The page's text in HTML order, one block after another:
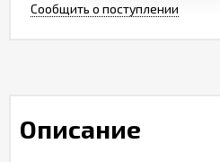
Сообщить о поступлении
Описание